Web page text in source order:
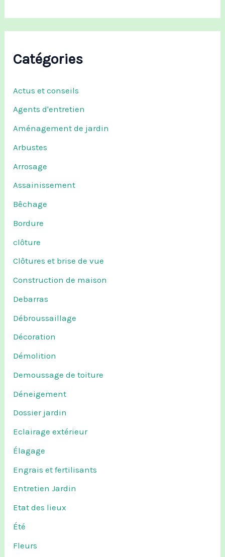
Catégories
Actus et conseils
Agents d'entretien
Aménagement de jardin
Arbustes
Arrosage
Assainissement
Bêchage
Bordure
clôture
Clôtures et brise de vue
Construction de maison
Debarras
Débroussaillage
Décoration
Démolition
Demoussage de toiture
Déneigement
Dossier jardin
Eclairage extérieur
Élagage
Engrais et fertilisants
Entretien Jardin
Etat des lieux
Été
Fleurs